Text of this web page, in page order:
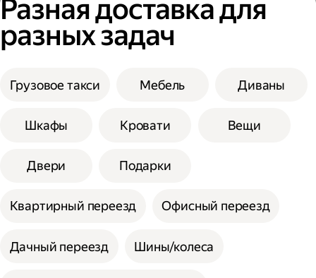
Разная доставка для
разных задач
Грузовое такси Мебель Диваны
Шкафы Кровати Вещи
Двери Подарки
Квартирный переезд Офисный переезд
Дачный переезд Шины/колеса